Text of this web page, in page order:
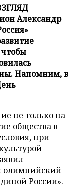
Александр
чтобы
Напомним, в
не только на
общества в
при
олимпийский
России».